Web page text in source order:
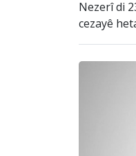
Nezerî di
cezayê